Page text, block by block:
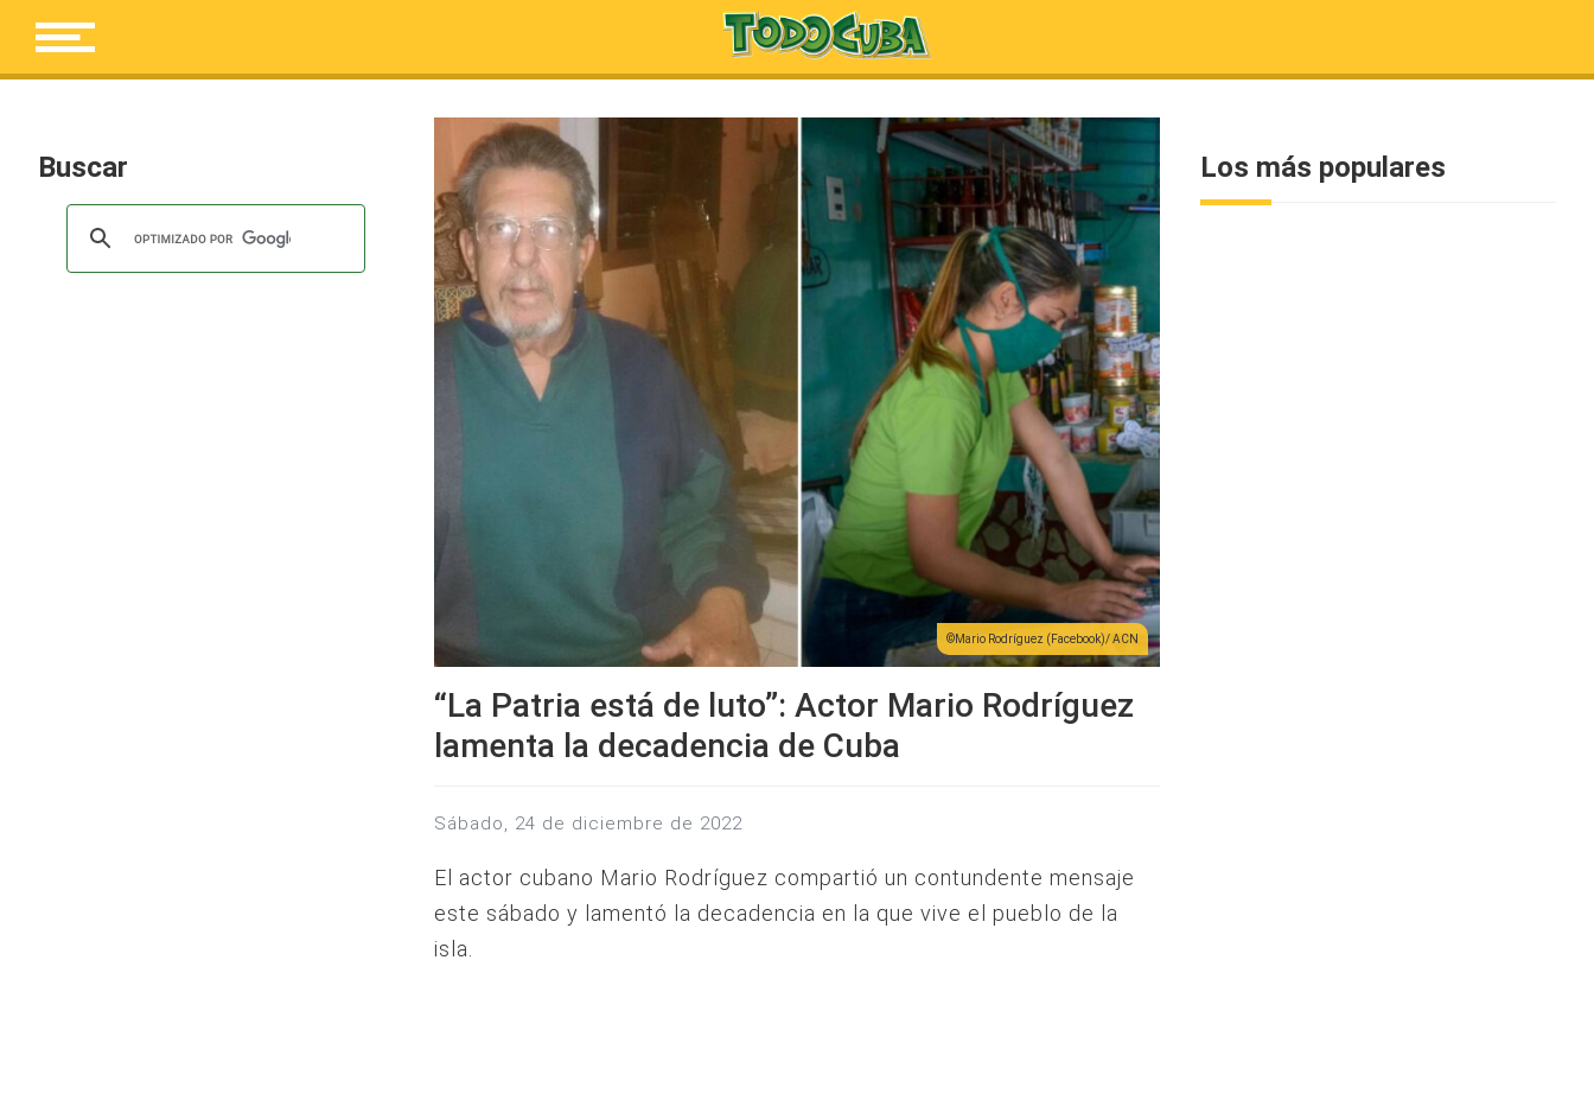
Buscar
Mario Rodríguez (Facebook)/ ACN
“La Patria está de luto”: Actor Mario Rodríguez
lamenta la decadencia de Cuba
sábado, 24 de diciembre de 2022
El actor cubano Mario Rodríguez compartió un contundente mensaje
este sábado y lamentó la decadencia en la que vive el pueblo de la
isla.
Los más populares